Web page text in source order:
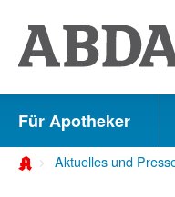
direkt
zu:
zur
Hauptnavigation
zur
Für Apotheker
Aktuelles und